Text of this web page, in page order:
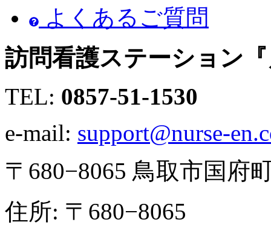
よくあるご質問
訪問看護ステーション
TEL: 0857-51-1530
e-mail: support@nurse-
〒680−8065 鳥取市国府
住所: 〒680−8065